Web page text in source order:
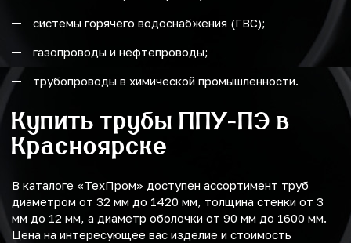
системы горячего водоснабжения (ГВС);
газопроводы и нефтепроводы;
трубопроводы в химической промышленности.
Купить трубы ППУ-ПЭ в
Красноярске
В каталоге «ТехПром» доступен ассортимент труб
диаметром от 32 мм до 1420 мм, толщина стенки от 3
мм до 12 мм, а диаметр оболочки от 90 мм до 1600 мм.
Цена на интересующее вас изделие и стоимость